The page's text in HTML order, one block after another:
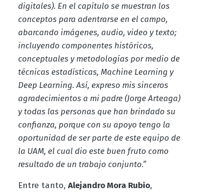
digitales). En el capítulo se muestran los
conceptos para adentrarse en el campo,
abarcando imágenes, audio, video y texto;
incluyendo componentes históricos,
conceptuales y metodologías por medio de
técnicas estadísticas, Machine Learning y
Deep Learning. Así, expreso mis sinceros
agradecimientos a mi padre (Jorge Arteaga)
y todas las personas que han brindado su
confianza, porque con su apoyo tengo la
oportunidad de ser parte de este equipo de
la UAM, el cual dio este buen fruto como
resultado de un trabajo conjunto.”
Entre tanto, Alejandro Mora Rubio,